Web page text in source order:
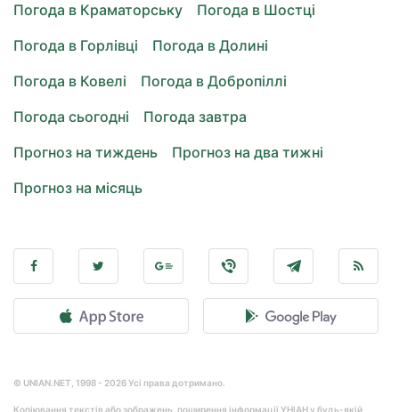
Погода в Краматорську
Погода в Шостці
Погода в Горлівці
Погода в Долині
Погода в Ковелі
Погода в Добропіллі
Погода сьогодні
Погода завтра
Прогноз на тиждень
Прогноз на два тижні
Прогноз на місяць
© UNIAN.NET, 1998 - 2026 Усі права дотримано.
Копіювання текстів або зображень, поширення інформації УНІАН у будь-якій